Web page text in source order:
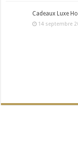
Cadeaux Luxe
14 septembre